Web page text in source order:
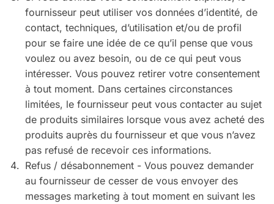
fournisseur peut utiliser vos données d’identité, de
contact, techniques, d’utilisation et/ou de profil
pour se faire une idée de ce qu’il pense que vous
voulez ou avez besoin, ou de ce qui peut vous
intéresser. Vous pouvez retirer votre consentement
à tout moment. Dans certaines circonstances
limitées, le fournisseur peut vous contacter au sujet
de produits similaires lorsque vous avez acheté des
produits auprès du fournisseur et que vous n’avez
pas refusé de recevoir ces informations.
Refus / désabonnement - Vous pouvez demander
au fournisseur de cesser de vous envoyer des
messages marketing à tout moment en suivant les